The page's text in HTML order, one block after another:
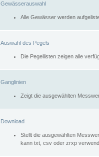
Gewässerauswahl
Alle Gewässer werden
Auswahl des Pegels
Die Pegellisten zeigen alle
Ganglinien
Zeigt die ausgewählten
Download
Stellt die ausgewählten
kann txt, csv oder zrxp